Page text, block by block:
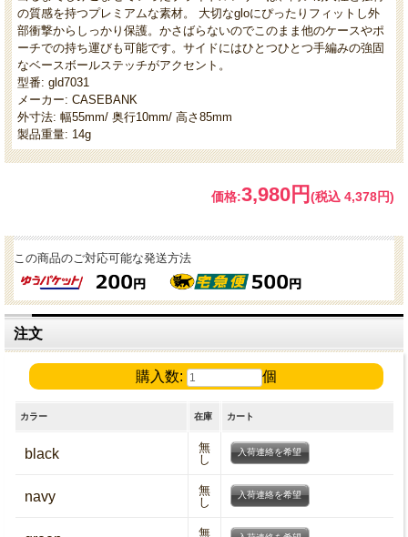
の質感を持つプレミアムな素材。 大切なgloにぴったりフィットし外
部衝撃からしっかり保護。かさばらないのでこのまま他のケースやポ
ーチでの持ち運びも可能です。サイドにはひとつひとつ手編みの強固
なベースボールステッチがアクセント。
型番: gld7031
メーカー: CASEBANK
外寸法: 幅55mm/ 奥行10mm/ 高さ85mm
製品重量: 14g
価格:3,980円 (税込 4,378円)
この商品のご対応可能な発送方法
注文
購入数: 個
カラー 在庫 カート
black
無
し
入荷連絡を希望
navy
無
し
入荷連絡を希望
無